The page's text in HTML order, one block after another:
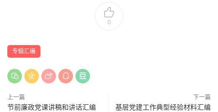
0
专辑汇编
上一篇
节前廉政党课讲稿和讲话汇编
下一篇
基层党建工作典型经验材料汇编